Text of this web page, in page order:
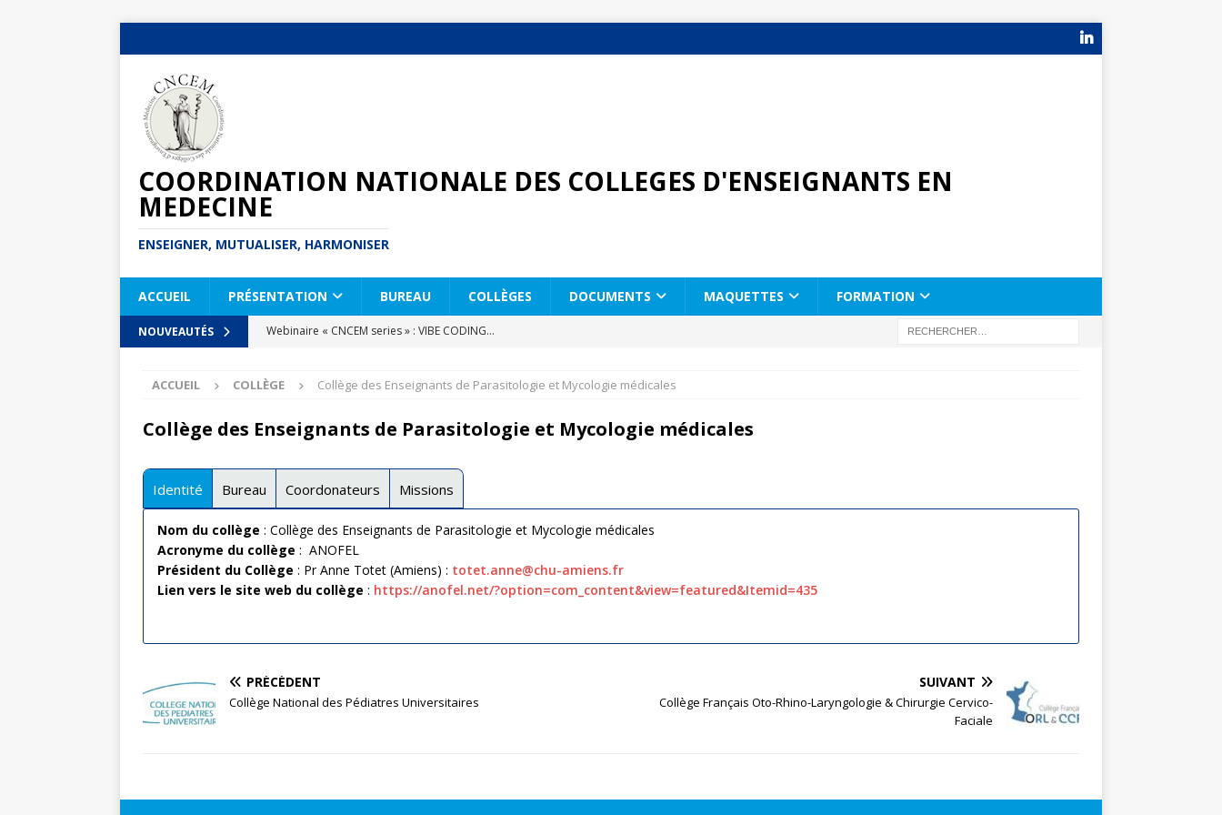
COORDINATION NATIONALE DES COLLEGES D'ENSEIGNANTS EN
MEDECINE
ENSEIGNER, MUTUALISER, HARMONISER
ACCUEIL PRÉSENTATION BUREAU COLLÈGES DOCUMENTS MAQUETTES FORMATION
NOUVEAUTÉS
Webinaire « CNCEM series » : VIBE CODING…
Deuxième Journée Pédagogique de la CNCEM – 7 avril 2026 – Programme préliminaire
Webinaire « CNCEM series » : BNTCS 2026
ACCUEIL COLLÈGE Collège des Enseignants de Parasitologie et Mycologie médicales
Collège des Enseignants de Parasitologie et Mycologie médicales
Identité Bureau Coordonateurs Missions
Nom du collège : Collège des Enseignants de Parasitologie et Mycologie médicales
Acronyme du collège : ANOFEL
Président du Collège : Pr Anne Totet (Amiens) : totet.anne@chu-amiens.fr
Lien vers le site web du collège : https://anofel.net/?option=com_content&view=featured&Itemid=435
PRÉCÉDENT
Collège National des Pédiatres Universitaires
SUIVANT
Collège Français Oto-Rhino-Laryngologie & Chirurgie Cervico-
Faciale